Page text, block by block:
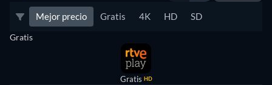
Mejor precio Gratis 4K HD SD
Gratis
Gratis HD